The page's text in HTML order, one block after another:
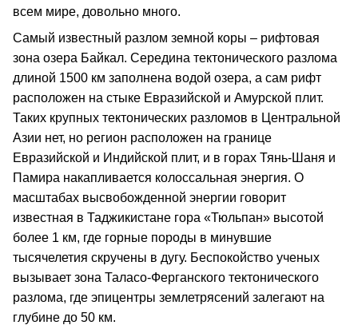
всем мире, довольно много.
Самый известный разлом земной коры – рифтовая
зона озера Байкал. Середина тектонического разлома
длиной 1500 км заполнена водой озера, а сам рифт
расположен на стыке Евразийской и Амурской плит.
Таких крупных тектонических разломов в Центральной
Азии нет, но регион расположен на границе
Евразийской и Индийской плит, и в горах Тянь-Шаня и
Памира накапливается колоссальная энергия. О
масштабах высвобожденной энергии говорит
известная в Таджикистане гора «Тюльпан» высотой
более 1 км, где горные породы в минувшие
тысячелетия скручены в дугу. Беспокойство ученых
вызывает зона Таласо-Ферганского тектонического
разлома, где эпицентры землетрясений залегают на
глубине до 50 км.